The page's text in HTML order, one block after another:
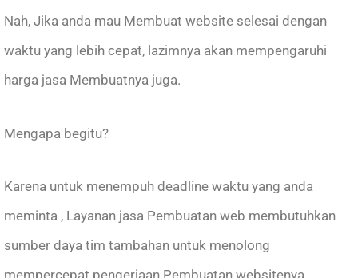
Nah, Jika anda mau Membuat website selesai dengan
waktu yang lebih cepat, lazimnya akan mempengaruhi
harga jasa Membuatnya juga.
Mengapa begitu?
Karena untuk menempuh deadline waktu yang anda
meminta , Layanan jasa Pembuatan web membutuhkan
sumber daya tim tambahan untuk menolong